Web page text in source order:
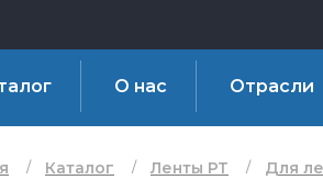
О нас Отрасли
Каталог Ленты РТ
Для